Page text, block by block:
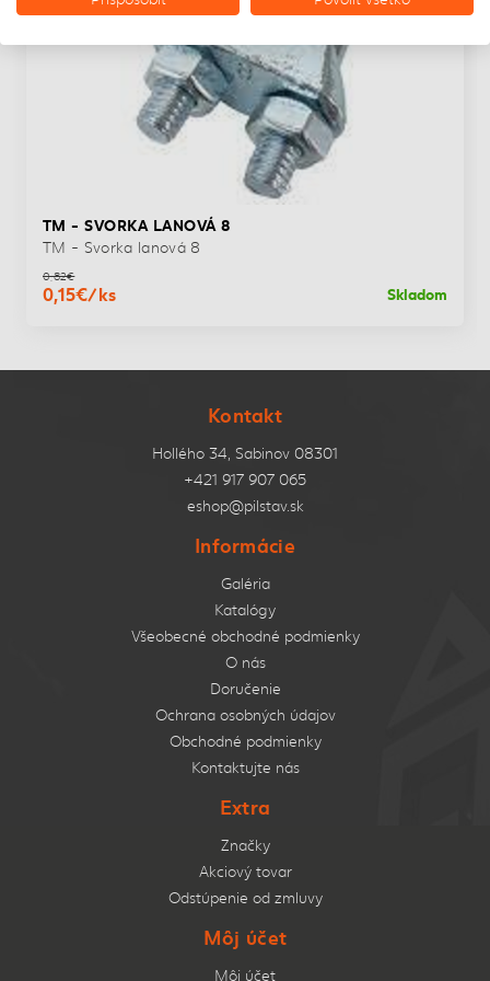
TM - SVORKA LANOVÁ 8
TM - Svorka lanová 8
0,82€
0,15€/ks Skladom
Kontakt
Hollého 34, Sabinov 08301
+421 917 907 065
eshop@pilstav.sk
Informácie
Galéria
Katalógy
Všeobecné obchodné podmienky
O nás
Doručenie
Ochrana osobných údajov
Obchodné podmienky
Kontaktujte nás
Extra
Značky
Akciový tovar
Odstúpenie od zmluvy
Môj účet
Môj účet